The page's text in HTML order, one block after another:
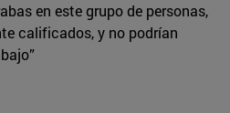
en este grupo de personas,
calificados, y no podrían